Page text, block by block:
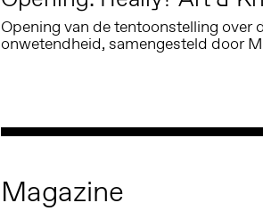
Opening van de tentoonstelling over
onwetendheid, samengesteld door
Magazine